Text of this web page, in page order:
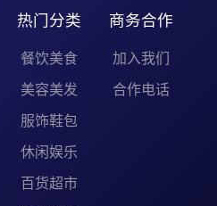
热门分类
餐饮美食
美容美发
服饰鞋包
休闲娱乐
百货超市
商务合作
加入我们
合作电话